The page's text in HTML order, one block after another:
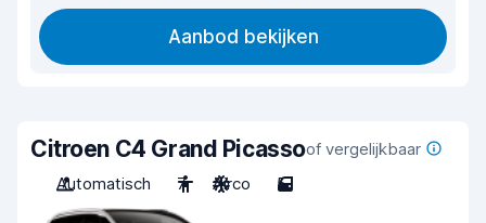
Aanbod bekijken
Citroen C4 Grand Picassoof vergelijkbaar
Automatisch
7 Airco 5